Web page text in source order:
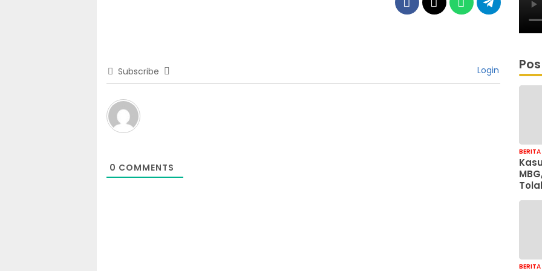
Subscribe Login
0 COMMENTS
BERITA
BERITA